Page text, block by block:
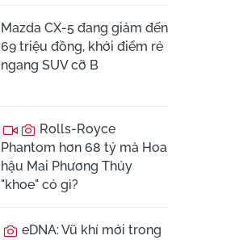
Mazda CX-5 đang giảm đến
69 triệu đồng, khởi điểm rẻ
ngang SUV cỡ B
Rolls-Royce
Phantom hơn 68 tỷ mà Hoa
hậu Mai Phương Thúy
"khoe" có gì?
eDNA: Vũ khí mới trong